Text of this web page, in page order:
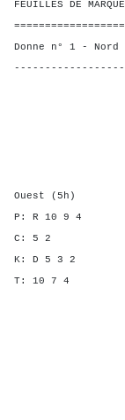
FEUILLES DE MARQUE
Donne n° 1 -
Nord
P:
C:
K:
T:
P: R
C: 5
K:
T:
Sud
P: V
C: D
K: 9
T: R